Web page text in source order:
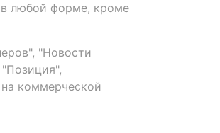
любой форме, кроме
"Новости
коммерческой